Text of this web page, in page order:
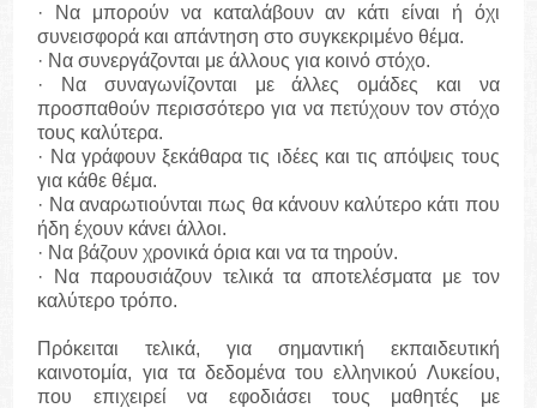
· Να μπορούν να καταλάβουν αν κάτι είναι ή όχι
συνεισφορά και απάντηση στο συγκεκριμένο θέμα.
· Να συνεργάζονται με άλλους για κοινό στόχο.
· Να συναγωνίζονται με άλλες ομάδες και να
προσπαθούν περισσότερο για να πετύχουν τον στόχο
τους καλύτερα.
· Να γράφουν ξεκάθαρα τις ιδέες και τις απόψεις τους
για κάθε θέμα.
· Να αναρωτιούνται πως θα κάνουν καλύτερο κάτι που
ήδη έχουν κάνει άλλοι.
· Να βάζουν χρονικά όρια και να τα τηρούν.
· Να παρουσιάζουν τελικά τα αποτελέσματα με τον
καλύτερο τρόπο.
Πρόκειται τελικά, για σημαντική εκπαιδευτική
καινοτομία, για τα δεδομένα του ελληνικού Λυκείου,
που επιχειρεί να εφοδιάσει τους μαθητές με